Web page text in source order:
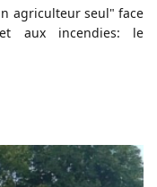
agriculteur seul" face
aux incendies: le